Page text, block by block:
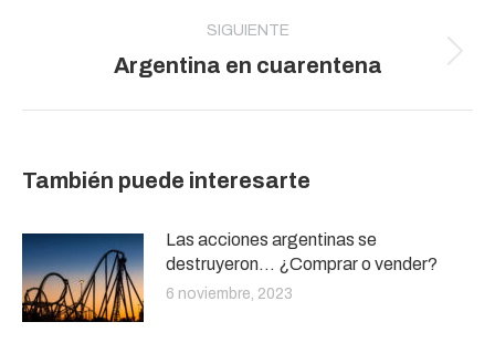
SIGUIENTE
Publicación
Argentina en cuarentena
También puede interesarte
Las acciones argentinas se
destruyeron… ¿Comprar o vender?
6 noviembre, 2023